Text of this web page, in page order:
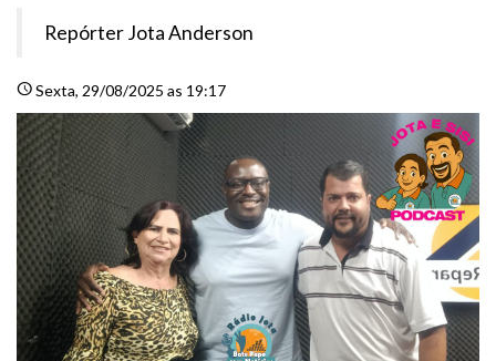
Repórter Jota Anderson
scheduleSexta, 29/08/2025 as 19:17